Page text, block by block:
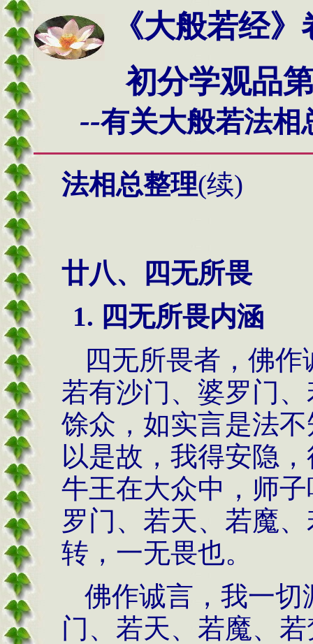
《大般若经》
初分学观品
--有关大般若法相
法相总整理(续)
廿八、四无所畏
1. 四无所畏内涵
四无所畏者，佛
若有沙门、婆罗门
馀众，如实言是法
以是故，我得安隐
牛王在大众中，师
罗门、若天、若魔
转，一无畏也。
佛作诚言，我一
门、若天、若魔、